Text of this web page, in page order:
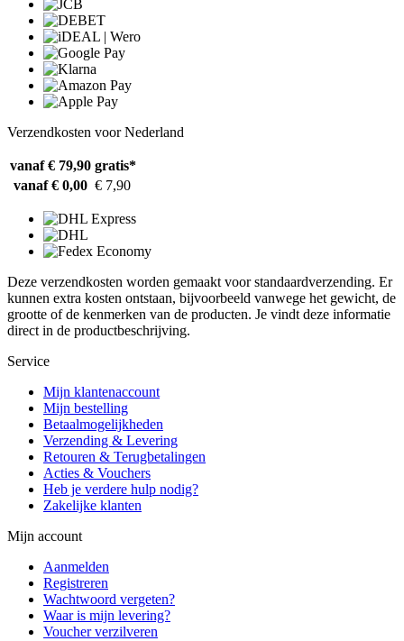
Verzendkosten voor Nederland
vanaf € 79,90 gratis*
vanaf € 0,00 € 7,90
Deze verzendkosten worden gemaakt voor standaardverzending. Er
kunnen extra kosten ontstaan, bijvoorbeeld vanwege het gewicht, de
grootte of de kenmerken van de producten. Je vindt deze informatie
direct in de productbeschrijving.
Service
Mijn klantenaccount
Mijn bestelling
Betaalmogelijkheden
Verzending & Levering
Retouren & Terugbetalingen
Acties & Vouchers
Heb je verdere hulp nodig?
Zakelijke klanten
Mijn account
Aanmelden
Registreren
Wachtwoord vergeten?
Waar is mijn levering?
Voucher verzilveren